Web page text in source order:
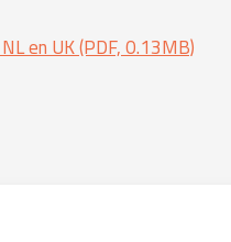
en UK (PDF, 0.13MB)